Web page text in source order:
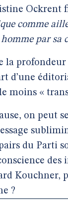
Ockrent
comme
par sa
la profondeur
d’une
moins «
on peut
du Parti
des
Kouchner,
?